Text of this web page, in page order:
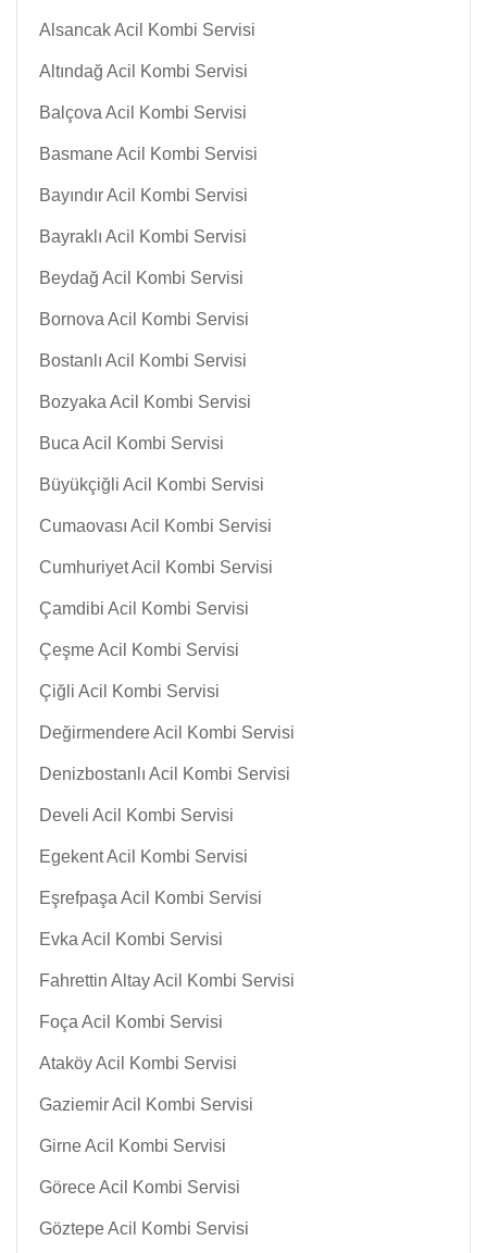
Alsancak Acil Kombi Servisi
Altındağ Acil Kombi Servisi
Balçova Acil Kombi Servisi
Basmane Acil Kombi Servisi
Bayındır Acil Kombi Servisi
Bayraklı Acil Kombi Servisi
Beydağ Acil Kombi Servisi
Bornova Acil Kombi Servisi
Bostanlı Acil Kombi Servisi
Bozyaka Acil Kombi Servisi
Buca Acil Kombi Servisi
Büyükçiğli Acil Kombi Servisi
Cumaovası Acil Kombi Servisi
Cumhuriyet Acil Kombi Servisi
Çamdibi Acil Kombi Servisi
Çeşme Acil Kombi Servisi
Çiğli Acil Kombi Servisi
Değirmendere Acil Kombi Servisi
Denizbostanlı Acil Kombi Servisi
Develi Acil Kombi Servisi
Egekent Acil Kombi Servisi
Eşrefpaşa Acil Kombi Servisi
Evka Acil Kombi Servisi
Fahrettin Altay Acil Kombi Servisi
Foça Acil Kombi Servisi
Ataköy Acil Kombi Servisi
Gaziemir Acil Kombi Servisi
Girne Acil Kombi Servisi
Görece Acil Kombi Servisi
Göztepe Acil Kombi Servisi